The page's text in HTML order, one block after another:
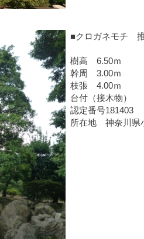
■クロガネモチ
樹高 6.50ｍ
幹周 3.00ｍ
枝張 4.00ｍ
台付（接木物）
認定番号181403
所在地 神奈川県